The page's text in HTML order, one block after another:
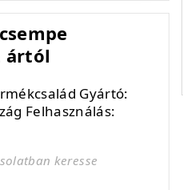
ártól
Gyártó:
Felhasználás:
keresse